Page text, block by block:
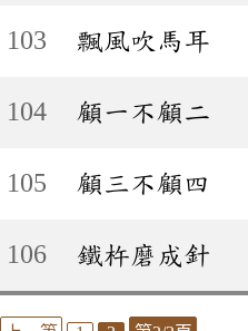
103 飄風吹馬耳
104
顧一不顧二
105
顧三不顧四
106
鐵杵磨成針